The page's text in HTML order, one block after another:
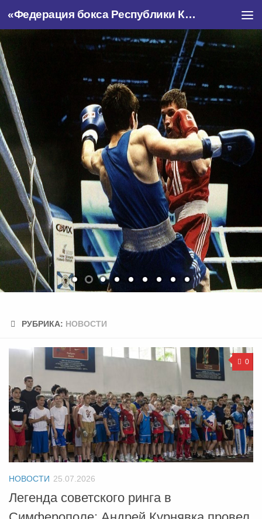
«Федерация бокса Республики Крым»
РУБРИКА: НОВОСТИ
0
НОВОСТИ 25.07.2026
Легенда советского ринга в